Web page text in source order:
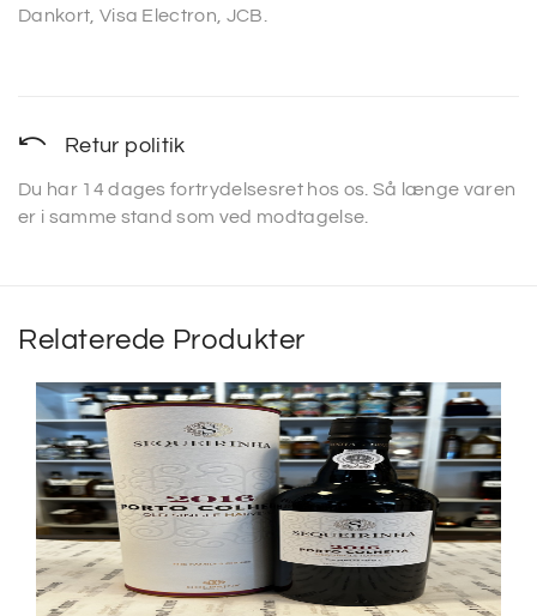
Dankort, Visa Electron, JCB.
Retur politik
Du har 14 dages fortrydelsesret hos os. Så længe varen
er i samme stand som ved modtagelse.
Relaterede Produkter